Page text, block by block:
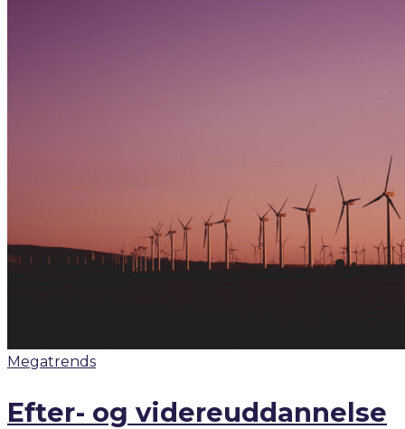
Megatrends
Efter- og videreuddannelse